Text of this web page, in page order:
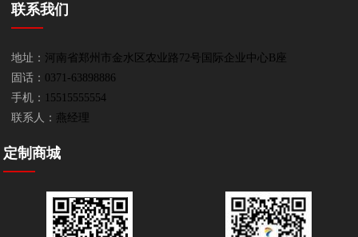
联系我们
地址： 河南省郑州市金水区农业路72号国际企业中心B座
固话： 0371-63898886
手机： 15515555554
联系人： 燕经理
定制商城